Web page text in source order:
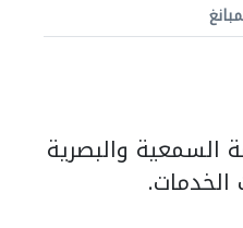
السمعية والبصرية
الخدمات.